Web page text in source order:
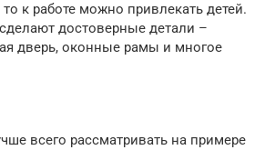
к работе можно привлекать детей.
достоверные детали –
дверь, оконные рамы и многое
всего рассматривать на примере